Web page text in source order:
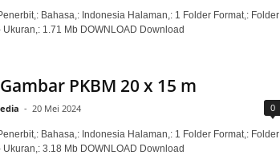
Bahasa,: Indonesia Halaman,: 1 Folder Format,: Folder
1.71 Mb DOWNLOAD Download
PKBM 20 x 15 m
- 20 Mei 2024 0
Bahasa,: Indonesia Halaman,: 1 Folder Format,: Folder
3.18 Mb DOWNLOAD Download